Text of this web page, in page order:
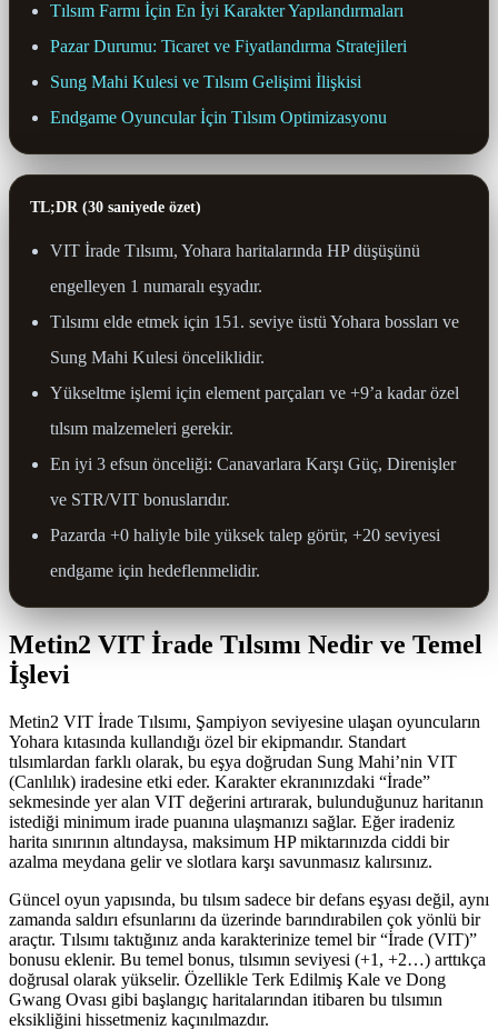
Tılsım Farmı İçin En İyi Karakter Yapılandırmaları
Pazar Durumu: Ticaret ve Fiyatlandırma Stratejileri
Sung Mahi Kulesi ve Tılsım Gelişimi İlişkisi
Endgame Oyuncular İçin Tılsım Optimizasyonu
TL;DR (30 saniyede özet)
VIT İrade Tılsımı, Yohara haritalarında HP düşüşünü
engelleyen 1 numaralı eşyadır.
Tılsımı elde etmek için 151. seviye üstü Yohara bossları ve
Sung Mahi Kulesi önceliklidir.
Yükseltme işlemi için element parçaları ve +9’a kadar özel
tılsım malzemeleri gerekir.
En iyi 3 efsun önceliği: Canavarlara Karşı Güç, Direnişler
ve STR/VIT bonuslarıdır.
Pazarda +0 haliyle bile yüksek talep görür, +20 seviyesi
endgame için hedeflenmelidir.
Metin2 VIT İrade Tılsımı Nedir ve Temel
İşlevi
Metin2 VIT İrade Tılsımı, Şampiyon seviyesine ulaşan oyuncuların
Yohara kıtasında kullandığı özel bir ekipmandır. Standart
tılsımlardan farklı olarak, bu eşya doğrudan Sung Mahi’nin VIT
(Canlılık) iradesine etki eder. Karakter ekranınızdaki “İrade”
sekmesinde yer alan VIT değerini artırarak, bulunduğunuz haritanın
istediği minimum irade puanına ulaşmanızı sağlar. Eğer iradeniz
harita sınırının altındaysa, maksimum HP miktarınızda ciddi bir
azalma meydana gelir ve slotlara karşı savunmasız kalırsınız.
Güncel oyun yapısında, bu tılsım sadece bir defans eşyası değil, aynı
zamanda saldırı efsunlarını da üzerinde barındırabilen çok yönlü bir
araçtır. Tılsımı taktığınız anda karakterinize temel bir “İrade (VIT)”
bonusu eklenir. Bu temel bonus, tılsımın seviyesi (+1, +2…) arttıkça
doğrusal olarak yükselir. Özellikle Terk Edilmiş Kale ve Dong
Gwang Ovası gibi başlangıç haritalarından itibaren bu tılsımın
eksikliğini hissetmeniz kaçınılmazdır.